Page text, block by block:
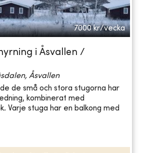
7000 kr/vecka
i Åsvallen /
Åsvallen
de små och stora stugorna har
kombinerat med
Varje stuga har en balkong med